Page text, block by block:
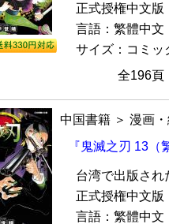
正式授権中文版
言語：繁體中文
サイズ：コミッ
全196
中国書籍 ＞ 漫画
『鬼滅之刃 13
台湾で出版され
正式授権中文版
言語：繁體中文